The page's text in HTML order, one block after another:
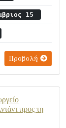
15
Προβολή
προς τη